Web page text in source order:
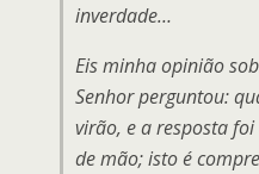
inverdade…
Eis minha opinião
Senhor perguntou:
virão, e a resposta
de mão; isto é